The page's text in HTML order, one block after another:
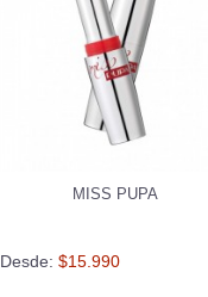
MISS PUPA
Desde: $15.990